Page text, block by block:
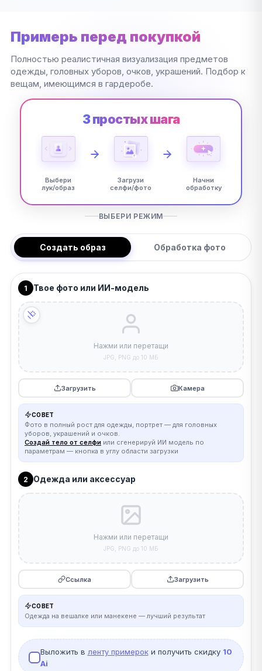
Примерь перед покупкой
Полностью реалистичная визуализация предметов
одежды, головных уборов, очков, украшений. Подбор к
вещам, имеющимся в гардеробе.
3 простых шага
Выбери
лук/образ
Загрузи
селфи/фото
Начни
обработку
ВЫБЕРИ РЕЖИМ
Создать образ Обработка фото
1 Твое фото или ИИ-модель
Нажми или перетащи
JPG, PNG до 10 МБ
Загрузить Камера
СОВЕТ
Фото в полный рост для одежды, портрет — для головных
уборов, украшений и очков.
Создай тело от селфи или сгенерируй ИИ модель по
параметрам — кнопка в углу области загрузки
2 Одежда или аксессуар
Нажми или перетащи
JPG, PNG до 10 МБ
Ссылка Загрузить
СОВЕТ
Одежда на вешалке или манекене — лучший результат
Выложить в ленту примероки получить скидку 10
Ai